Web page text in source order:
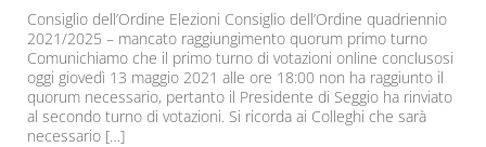
Consiglio dell’Ordine Elezioni Consiglio dell’Ordine quadriennio
2021/2025 – mancato raggiungimento quorum primo turno
Comunichiamo che il primo turno di votazioni online conclusosi
oggi giovedì 13 maggio 2021 alle ore 18:00 non ha raggiunto il
quorum necessario, pertanto il Presidente di Seggio ha rinviato
al secondo turno di votazioni. Si ricorda ai Colleghi che sarà
necessario […]